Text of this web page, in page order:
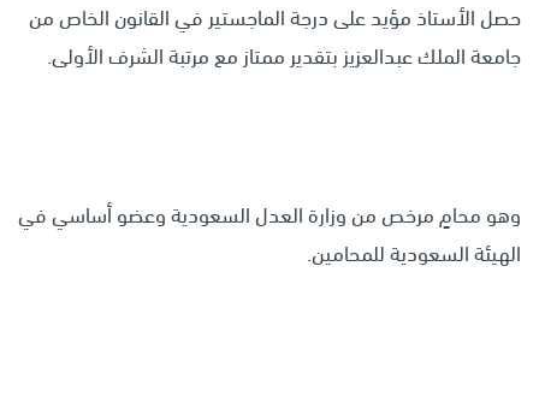
حصل الأستاذ مؤيد على درجة الماجستير في القانون الخاص من
جامعة الملك عبدالعزيز بتقدير ممتاز مع مرتبة الشرف الأولى.
وهو محامٍ مرخص من وزارة العدل السعودية وعضو أساسي في
الهيئة السعودية للمحامين.